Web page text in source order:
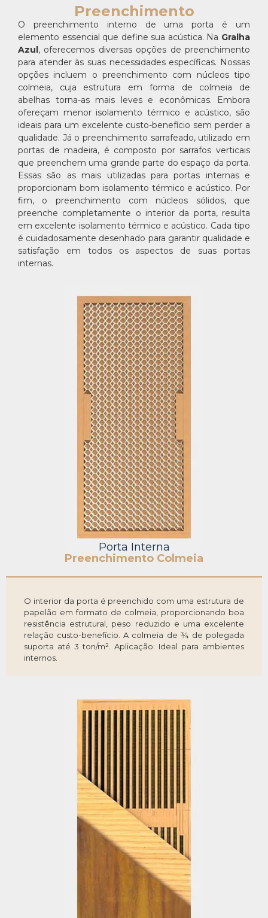
Preenchimento
O preenchimento interno de uma porta é um
elemento essencial que define sua acústica. Na Gralha
Azul, oferecemos diversas opções de preenchimento
para atender às suas necessidades específicas. Nossas
opções incluem o preenchimento com núcleos tipo
colmeia, cuja estrutura em forma de colmeia de
abelhas torna-as mais leves e econômicas. Embora
ofereçam menor isolamento térmico e acústico, são
ideais para um excelente custo-benefício sem perder a
qualidade. Já o preenchimento sarrafeado, utilizado em
portas de madeira, é composto por sarrafos verticais
que preenchem uma grande parte do espaço da porta.
Essas são as mais utilizadas para portas internas e
proporcionam bom isolamento térmico e acústico. Por
fim, o preenchimento com núcleos sólidos, que
preenche completamente o interior da porta, resulta
em excelente isolamento térmico e acústico. Cada tipo
é cuidadosamente desenhado para garantir qualidade e
satisfação em todos os aspectos de suas portas
internas.
Porta Interna
Preenchimento Colmeia
O interior da porta é preenchido com uma estrutura de
papelão em formato de colmeia, proporcionando boa
resistência estrutural, peso reduzido e uma excelente
relação custo-benefício. A colmeia de ¾ de polegada
suporta até 3 ton/m². Aplicação: Ideal para ambientes
internos.